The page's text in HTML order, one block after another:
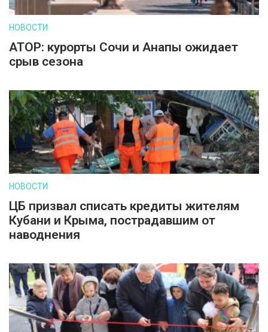
НОВОСТИ
АТОР: курорты Сочи и Анапы ожидает
срыв сезона
НОВОСТИ
ЦБ призвал списать кредиты жителям
Кубани и Крыма, пострадавшим от
наводнения